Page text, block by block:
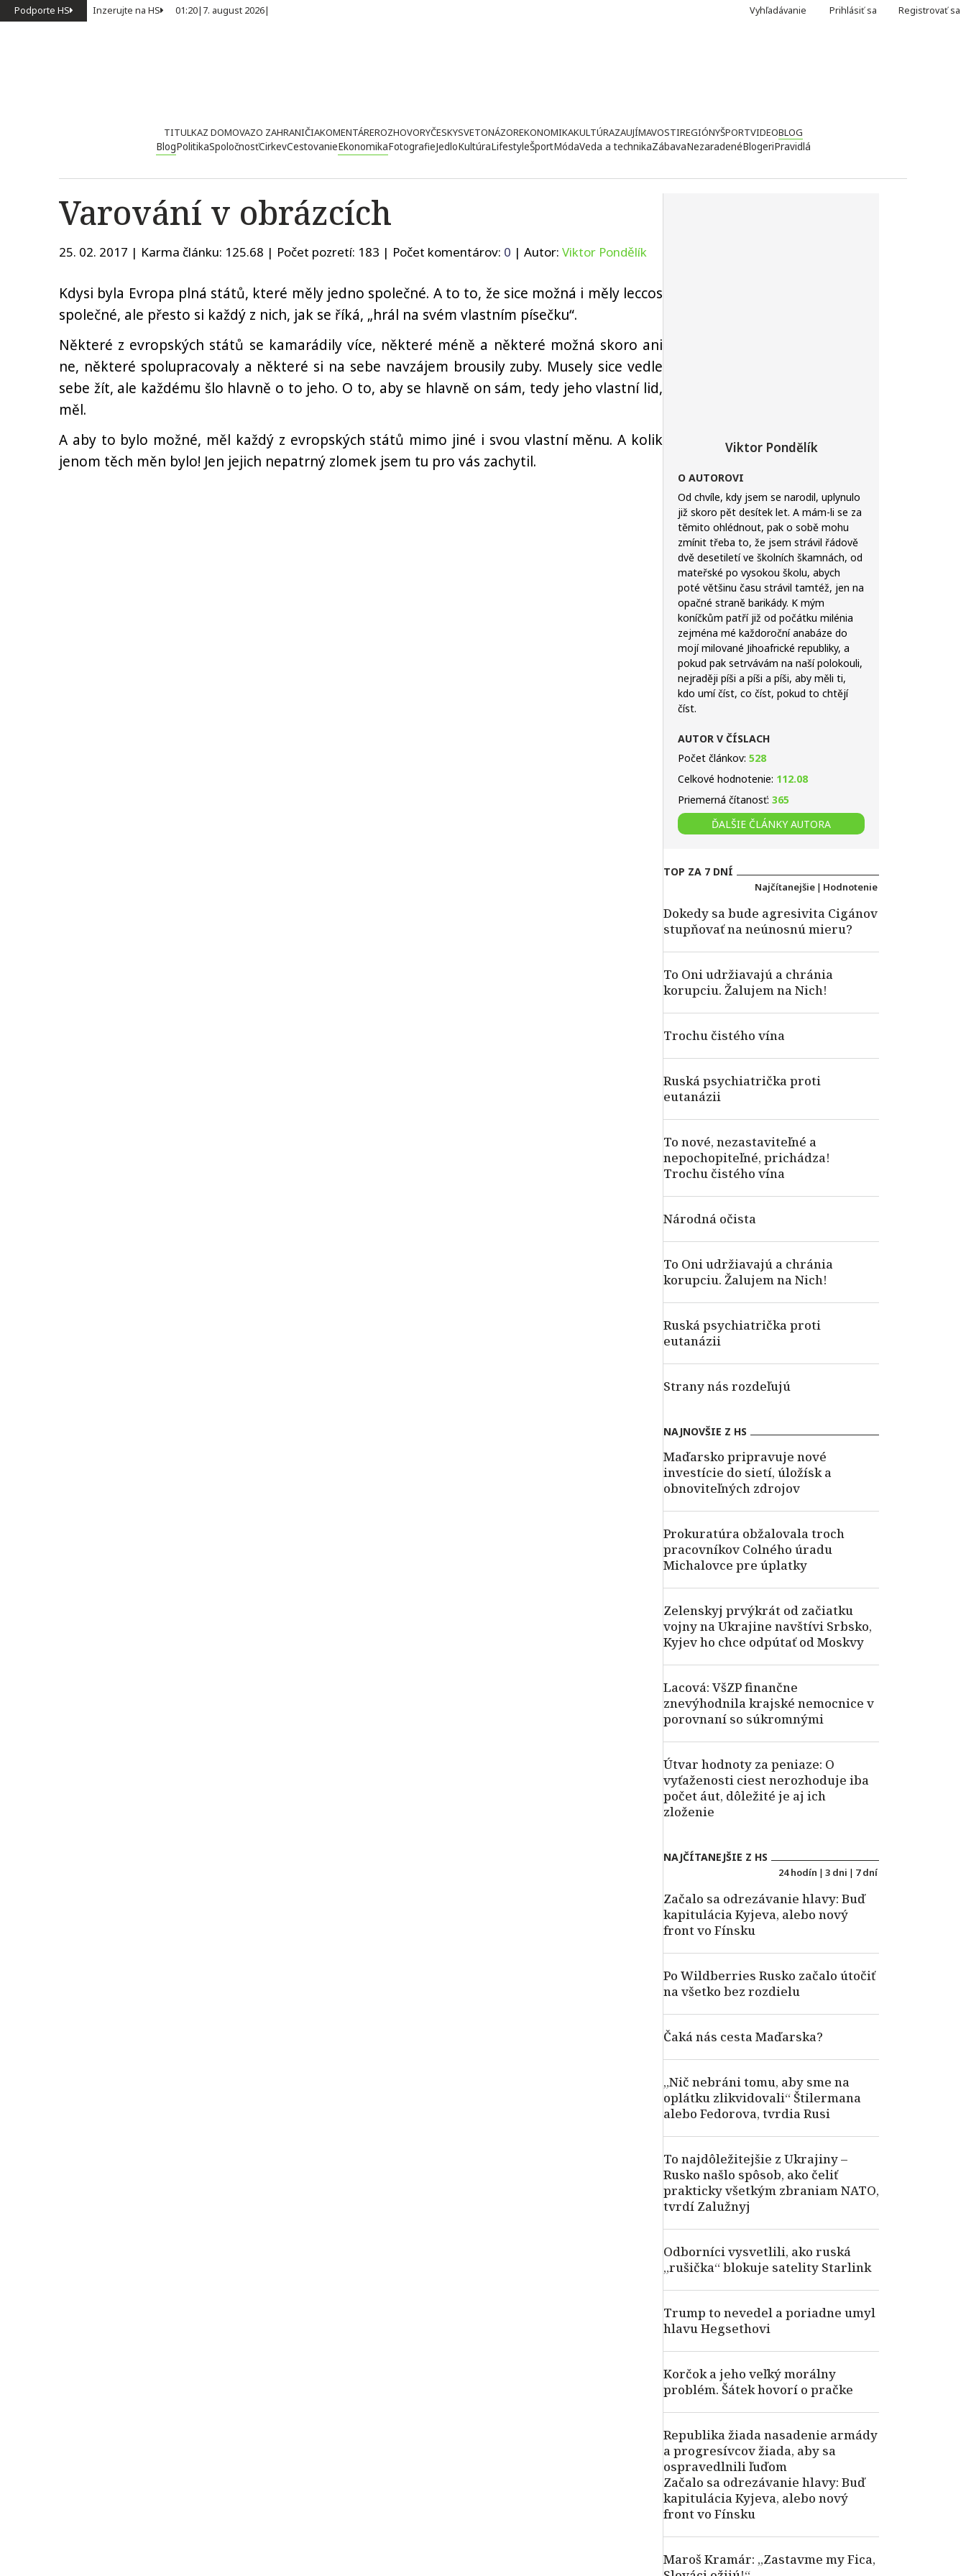
Podporte HS Inzerujte na HS 01:20| 7. august 2026| Vyhľadávanie Prihlásiť sa Registrovať sa
TITULKAZ DOMOVAZO ZAHRANIČIAKOMENTÁREROZHOVORYČESKYSVETONÁZOREKONOMIKAKULTÚRAZAUJÍMAVOSTIREGIÓNYŠPORTVIDEOBLOG
BlogPolitikaSpoločnosťCirkevCestovanieEkonomikaFotografieJedloKultúraLifestyleŠportMódaVeda a technikaZábavaNezaradenéBlogeriPravidlá
Varování v obrázcích
25. 02. 2017 | Karma článku: 125.68 | Počet pozretí: 183 | Počet komentárov: 0 | Autor: Viktor Pondělík
Kdysi byla Evropa plná států, které měly jedno společné. A to to, že sice možná i měly leccos
společné, ale přesto si každý z nich, jak se říká, „hrál na svém vlastním písečku“.
Některé z evropských států se kamarádily více, některé méně a některé možná skoro ani
ne, některé spolupracovaly a některé si na sebe navzájem brousily zuby. Musely sice vedle
sebe žít, ale každému šlo hlavně o to jeho. O to, aby se hlavně on sám, tedy jeho vlastní lid,
měl.
A aby to bylo možné, měl každý z evropských států mimo jiné i svou vlastní měnu. A kolik
jenom těch měn bylo! Jen jejich nepatrný zlomek jsem tu pro vás zachytil.
Viktor Pondělík
O AUTOROVI
Od chvíle, kdy jsem se narodil, uplynulo
již skoro pět desítek let. A mám-li se za
těmito ohlédnout, pak o sobě mohu
zmínit třeba to, že jsem strávil řádově
dvě desetiletí ve školních škamnách, od
mateřské po vysokou školu, abych
poté většinu času strávil tamtéž, jen na
opačné straně barikády. K mým
koníčkům patří již od počátku milénia
zejména mé každoroční anabáze do
mojí milované Jihoafrické republiky, a
pokud pak setrvávám na naší polokouli,
nejraději píši a píši a píši, aby měli ti,
kdo umí číst, co číst, pokud to chtějí
číst.
AUTOR V ČÍSLACH
Počet článkov: 528
Celkové hodnotenie: 112.08
Priemerná čítanosť: 365
ĎALŠIE ČLÁNKY AUTORA
TOP ZA 7 DNÍ
Najčítanejšie | Hodnotenie
Dokedy sa bude agresivita Cigánov
stupňovať na neúnosnú mieru?
To Oni udržiavajú a chránia
korupciu. Žalujem na Nich!
Trochu čistého vína
Ruská psychiatrička proti
eutanázii
To nové, nezastaviteľné a
nepochopiteľné, prichádza!
Trochu čistého vína
Národná očista
To Oni udržiavajú a chránia
korupciu. Žalujem na Nich!
Ruská psychiatrička proti
eutanázii
Strany nás rozdeľujú
NAJNOVŠIE Z HS
Maďarsko pripravuje nové
investície do sietí, úložísk a
obnoviteľných zdrojov
Prokuratúra obžalovala troch
pracovníkov Colného úradu
Michalovce pre úplatky
Zelenskyj prvýkrát od začiatku
vojny na Ukrajine navštívi Srbsko,
Kyjev ho chce odpútať od Moskvy
Lacová: VšZP finančne
znevýhodnila krajské nemocnice v
porovnaní so súkromnými
Útvar hodnoty za peniaze: O
vyťaženosti ciest nerozhoduje iba
počet áut, dôležité je aj ich
zloženie
NAJČÍTANEJŠIE Z HS
24 hodín | 3 dni | 7 dní
Začalo sa odrezávanie hlavy: Buď
kapitulácia Kyjeva, alebo nový
front vo Fínsku
Po Wildberries Rusko začalo útočiť
na všetko bez rozdielu
Čaká nás cesta Maďarska?
„Nič nebráni tomu, aby sme na
oplátku zlikvidovali“ Štilermana
alebo Fedorova, tvrdia Rusi
To najdôležitejšie z Ukrajiny –
Rusko našlo spôsob, ako čeliť
prakticky všetkým zbraniam NATO,
tvrdí Zalužnyj
Odborníci vysvetlili, ako ruská
„rušička“ blokuje satelity Starlink
Trump to nevedel a poriadne umyl
hlavu Hegsethovi
Korčok a jeho veľký morálny
problém. Šátek hovorí o pračke
Republika žiada nasadenie armády
a progresívcov žiada, aby sa
ospravedlnili ľuďom
Začalo sa odrezávanie hlavy: Buď
kapitulácia Kyjeva, alebo nový
front vo Fínsku
Maroš Kramár: „Zastavme my Fica,